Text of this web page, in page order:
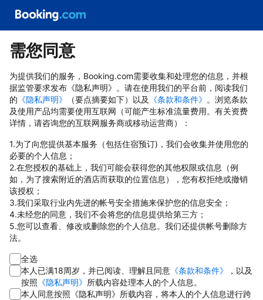
需您同意
为提供我们的服务，Booking.com需要收集和处理您的信息，并根
据监管要求发布《隐私声明》。请在使用我们的平台前，阅读我们
的 《隐私声明》 （要点摘要如下）以及 《条款和条件》 。浏览条款
及使用产品均需要使用互联网（可能产生标准流量费用。有关资费
详情，请咨询您的互联网服务商或移动运营商）：
1.为了向您提供基本服务（包括住宿预订)，我们会收集并使用您的
必要的个人信息；
2.在您授权的基础上，我们可能会获得您的其他权限或信息（例
如，为了搜索附近的酒店而获取的位置信息），您有权拒绝或撤销
该授权；
3.我们采取行业内先进的帐号安全措施来保护您的信息安全；
4.未经您的同意，我们不会将您的信息提供给第三方；
5.您可以查看、修改或删除您的个人信息。我们还提供帐号删除方
法。
全选
本人已满18周岁，并已阅读、理解且同意 《条款和条件》
，以及
按照 《隐私声明》 所载内容处理本人的个人信息。
本人同意按照《隐私声明》所载内容，将本人的个人信息进行跨